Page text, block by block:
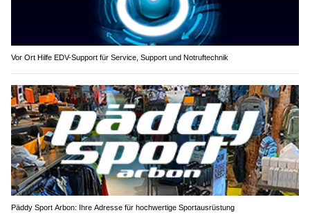
Vor Ort Hilfe EDV-Support für Service, Support und Notruftechnik
Päddy Sport Arbon: Ihre Adresse für hochwertige Sportausrüstung